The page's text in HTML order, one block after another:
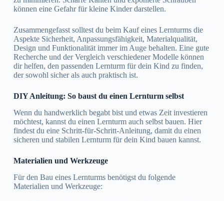
können eine Gefahr für kleine Kinder darstellen.
Zusammengefasst solltest du beim Kauf eines Lernturms die
Aspekte Sicherheit, Anpassungsfähigkeit, Materialqualität,
Design und Funktionalität immer im Auge behalten. Eine gute
Recherche und der Vergleich verschiedener Modelle können
dir helfen, den passenden Lernturm für dein Kind zu finden,
der sowohl sicher als auch praktisch ist.
DIY Anleitung: So baust du einen Lernturm selbst
Wenn du handwerklich begabt bist und etwas Zeit investieren
möchtest, kannst du einen Lernturm auch selbst bauen. Hier
findest du eine Schritt-für-Schritt-Anleitung, damit du einen
sicheren und stabilen Lernturm für dein Kind bauen kannst.
Materialien und Werkzeuge
Für den Bau eines Lernturms benötigst du folgende
Materialien und Werkzeuge: